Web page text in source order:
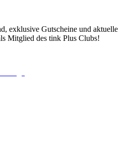
exklusive Gutscheine und aktuelle
Mitglied des tink Plus Clubs!